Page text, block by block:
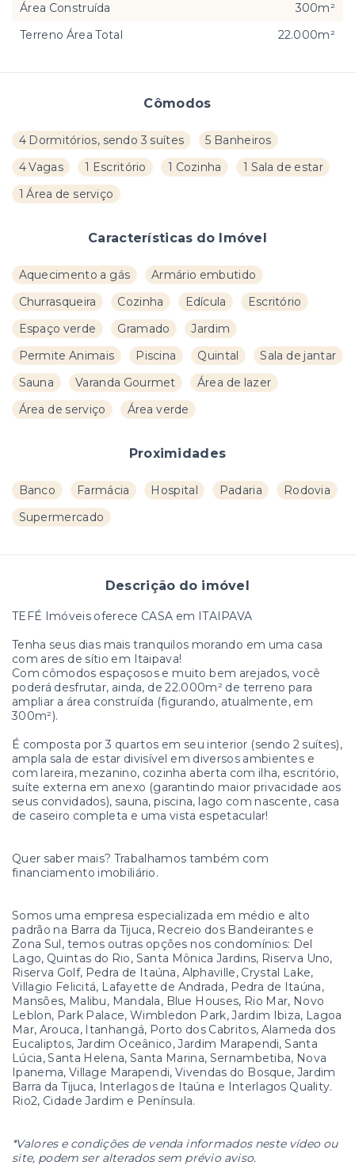
Cômodos
4 Dormitórios, sendo 3 suítes
5 Banheiros
4 Vagas
1 Escritório 1 Cozinha
1 Sala de estar
1 Área de serviço
Características do Imóvel
Aquecimento a gás
Armário embutido
Churrasqueira
Cozinha Edícula
Escritório
Espaço verde
Gramado
Jardim
Permite Animais
Piscina Quintal
Sala de jantar
Sauna
Varanda Gourmet
Área de lazer
Área de serviço
Área verde
Proximidades
Banco Farmácia Hospital Padaria
Rodovia
Supermercado
Descrição do imóvel
TEFÉ Imóveis oferece CASA em ITAIPAVA
Tenha seus dias mais tranquilos morando em uma casa
com ares de sítio em Itaipava!
Com cômodos espaçosos e muito bem arejados, você
poderá desfrutar, ainda, de 22.000m² de terreno para
ampliar a área construída (figurando, atualmente, em
300m²).
É composta por 3 quartos em seu interior (sendo 2 suítes),
ampla sala de estar divisível em diversos ambientes e
com lareira, mezanino, cozinha aberta com ilha, escritório,
suíte externa em anexo (garantindo maior privacidade aos
seus convidados), sauna, piscina, lago com nascente, casa
de caseiro completa e uma vista espetacular!
Quer saber mais? Trabalhamos também com
financiamento imobiliário.
Somos uma empresa especializada em médio e alto
padrão na Barra da Tijuca, Recreio dos Bandeirantes e
Zona Sul, temos outras opções nos condomínios: Del
Lago, Quintas do Rio, Santa Mônica Jardins, Riserva Uno,
Riserva Golf, Pedra de Itaúna, Alphaville, Crystal Lake,
Villagio Felicitá, Lafayette de Andrada, Pedra de Itaúna,
Mansões, Malibu, Mandala, Blue Houses, Rio Mar, Novo
Leblon, Park Palace, Wimbledon Park, Jardim Ibiza, Lagoa
Mar, Arouca, Itanhangá, Porto dos Cabritos, Alameda dos
Eucaliptos, Jardim Oceânico, Jardim Marapendi, Santa
Lúcia, Santa Helena, Santa Marina, Sernambetiba, Nova
Ipanema, Village Marapendi, Vivendas do Bosque, Jardim
Barra da Tijuca, Interlagos de Itaúna e Interlagos Quality.
Rio2, Cidade Jardim e Península.
*Valores e condições de venda informados neste vídeo ou
site, podem ser alterados sem prévio aviso.
Área Construída
300m²
Terreno Área Total
22.000m²